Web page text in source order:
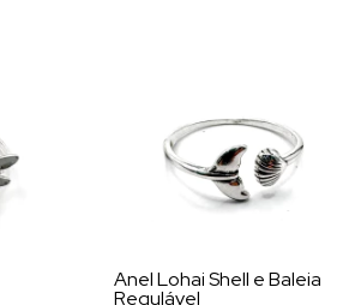
Anel Lohai Shell e Baleia
Regulável